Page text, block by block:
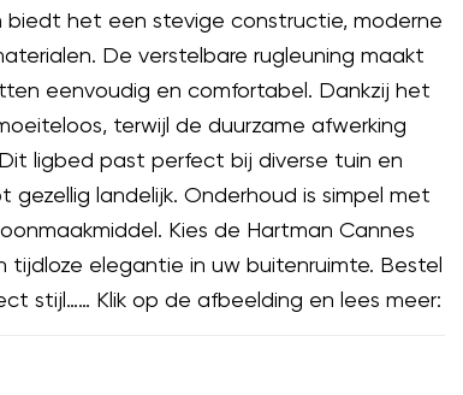
het een stevige constructie, moderne
De verstelbare rugleuning maakt
eenvoudig en comfortabel. Dankzij het
terwijl de duurzame afwerking
ligbed past perfect bij diverse tuin en
gezellig landelijk. Onderhoud is simpel met
Kies de Hartman Cannes
tijdloze elegantie in uw buitenruimte. Bestel
stijl…… Klik op de afbeelding en lees meer: